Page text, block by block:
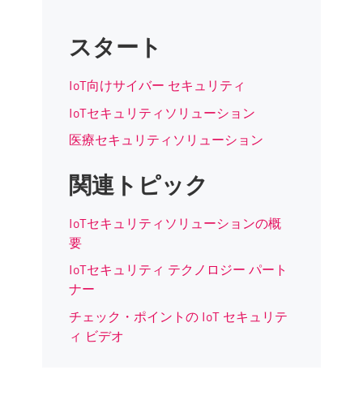
スタート
IoT向けサイバー セキュリティ
IoTセキュリティソリューション
医療セキュリティソリューション
関連トピック
IoTセキュリティソリューションの概
要
IoTセキュリティ テクノロジー パート
ナー
チェック・ポイントの IoT セキュリテ
ィ ビデオ